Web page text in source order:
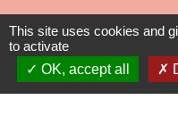
Du 17 au 31
vous remercions
compréhension.
This site uses cookies and
to activate
OK, accept all